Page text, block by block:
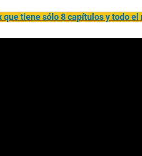
que tiene sólo 8 capítulos y todo el